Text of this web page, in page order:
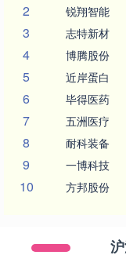
2 锐翔智能
3 志特新材
4 博腾股份
5 近岸蛋白
6 毕得医药
7 五洲医疗
8 耐科装备
9 一博科技
10 方邦股份